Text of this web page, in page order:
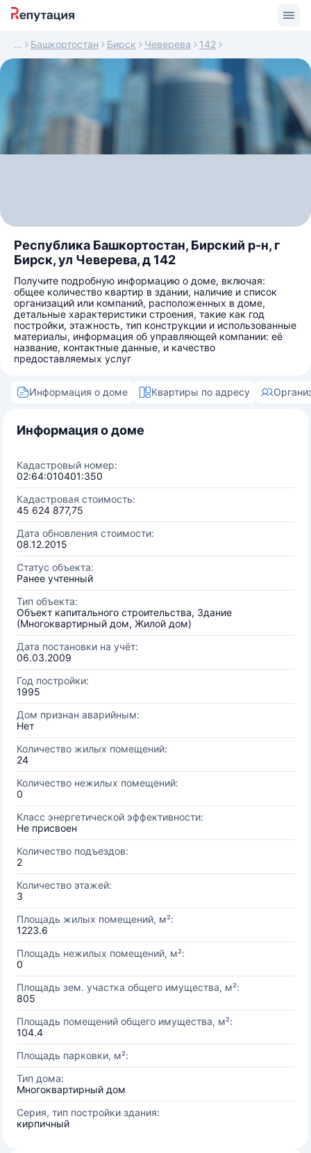
Башкортостан Бирск Чеверева 142
Республика Башкортостан, Бирский р-н, г
Бирск, ул Чеверева, д 142
Получите подробную информацию о доме, включая:
общее количество квартир в здании, наличие и список
организаций или компаний, расположенных в доме,
детальные характеристики строения, такие как год
постройки, этажность, тип конструкции и использованные
материалы, информация об управляющей компании: её
название, контактные данные, и качество
предоставляемых услуг
Информация о доме Квартиры по адресу
Информация о доме
Кадастровый номер:
02:64:010401:350
Кадастровая стоимость:
45 624 877,75
Дата обновления стоимости:
08.12.2015
Статус объекта:
Ранее учтенный
Тип объекта:
Объект капитального строительства, Здание
(Многоквартирный дом, Жилой дом)
Дата постановки на учёт:
06.03.2009
Год постройки:
1995
Дом признан аварийным:
Нет
Количество жилых помещений:
24
Количество нежилых помещений:
0
Класс энергетической эффективности:
Не присвоен
Количество подъездов:
2
Количество этажей:
3
Площадь жилых помещений, м²:
1223.6
Площадь нежилых помещений, м²:
0
Площадь зем. участка общего имущества, м²:
805
Площадь помещений общего имущества, м²:
104.4
Площадь парковки, м²:
Тип дома:
Многоквартирный дом
Серия, тип постройки здания:
кирпичный